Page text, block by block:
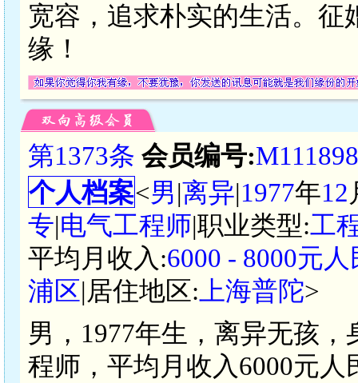
宽容，追求朴实的生活。
缘！
第1373条 会员编号:M111898
个人档案<男|离异|1977年12
专|电气工程师|职业类型:工
平均月收入:6000 - 8000元
浦区|居住地区: 上海普陀>
男，1977年生，离异无孩
程师，平均月收入6000元